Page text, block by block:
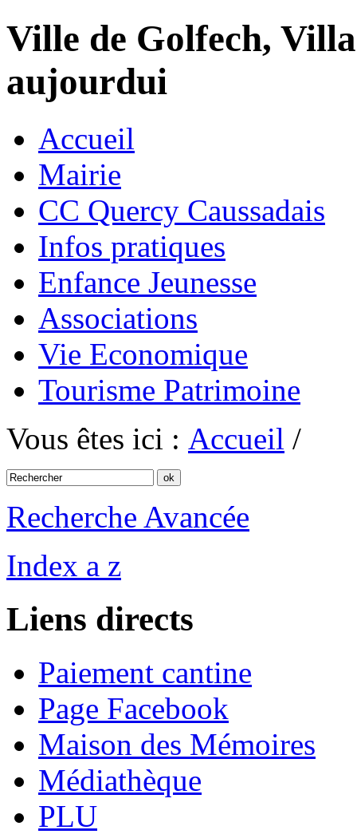
Ville de Golfech,
aujourdui
Accueil
Mairie
CC Quercy Caussadais
Infos pratiques
Enfance Jeunesse
Associations
Vie Economique
Tourisme Patrimoine
Vous êtes ici : Accueil /
Recherche Avancée
Index a z
Liens directs
Paiement cantine
Page Facebook
Maison des Mémoires
Médiathèque
PLU